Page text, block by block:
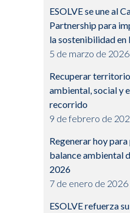
ESOLVE se une al
Partnership para
la sostenibilidad en
5 de marzo de 2026
Recuperar
ambiental, social y
recorrido
9 de febrero de
Regenerar hoy
balance ambiental
2026
7 de enero de 2026
ESOLVE refuerza